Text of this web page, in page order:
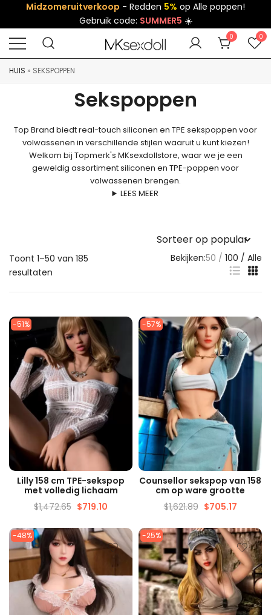
Midzomeruitverkoop - Redden 5% op Alle poppen!
Gebruik code: SUMMER5 ☀️
0 0
HUIS » SEKSPOPPEN
Sekspoppen
Top Brand biedt real-touch siliconen en TPE sekspoppen voor
volwassenen in verschillende stijlen waaruit u kunt kiezen!
Welkom bij Topmerk's MKsexdollstore, waar we je een
geweldig assortiment siliconen en TPE-poppen voor
volwassenen brengen.
LEES MEER
Toont 1–50 van 185
resultaten
Bekijken:50 100 Alle
-51%
SNELLE WEERGAVE
Lilly 158 cm TPE-sekspop
met volledig lichaam
$1,472.65 $719.10
-57%
SNELLE WEERGAVE
Counsellor sekspop van 158
cm op ware grootte
$1,621.89 $705.17
-48% -25%